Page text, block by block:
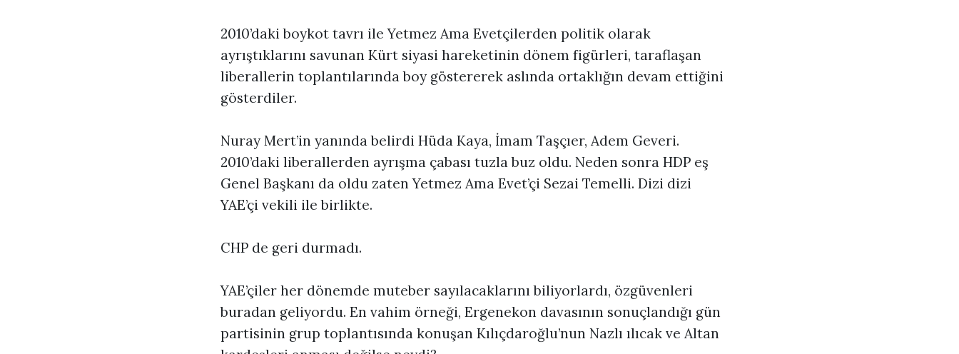
2010’daki boykot tavrı ile Yetmez Ama Evetçilerden politik olarak
ayrıştıklarını savunan Kürt siyasi hareketinin dönem figürleri, taraflaşan
liberallerin toplantılarında boy göstererek aslında ortaklığın devam ettiğini
gösterdiler.
Nuray Mert’in yanında belirdi Hüda Kaya, İmam Taşçıer, Adem Geveri.
2010’daki liberallerden ayrışma çabası tuzla buz oldu. Neden sonra HDP eş
Genel Başkanı da oldu zaten Yetmez Ama Evet’çi Sezai Temelli. Dizi dizi
YAE’çi vekili ile birlikte.
CHP de geri durmadı.
YAE’çiler her dönemde muteber sayılacaklarını biliyorlardı, özgüvenleri
buradan geliyordu. En vahim örneği, Ergenekon davasının sonuçlandığı gün
partisinin grup toplantısında konuşan Kılıçdaroğlu’nun Nazlı ılıcak ve Altan